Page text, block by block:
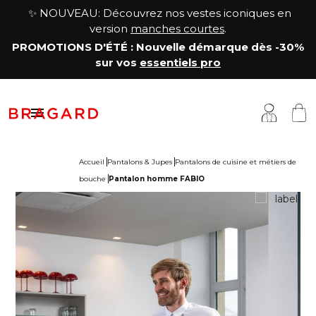
✨ NOUVEAU: Découvrez nos vestes iconiques en
version manches courtes.
PROMOTIONS D'ÉTÉ : Nouvelle démarque dès -30%
sur vos essentiels pro

& Chasubles
& Chaussettes
cuisine
fromager
service & hôtellerie
médicale
Maison
faire
& Collaborations
Accueil Pantalons & Jupes Pantalons de cuisine et métiers de
bouche Pantalon homme FABIO